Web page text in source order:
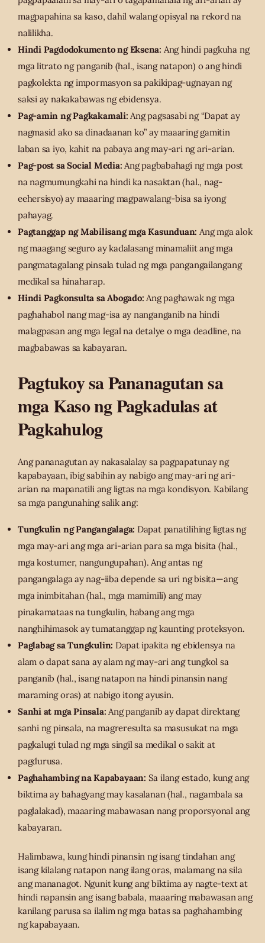
magpapahina sa kaso, dahil walang opisyal na rekord na
nalilikha.
Hindi Pagdodokumento ng Eksena: Ang hindi pagkuha ng
mga litrato ng panganib (hal., isang natapon) o ang hindi
pagkolekta ng impormasyon sa pakikipag-ugnayan ng
saksi ay nakakabawas ng ebidensya.
Pag-amin ng Pagkakamali: Ang pagsasabi ng “Dapat ay
nagmasid ako sa dinadaanan ko” ay maaaring gamitin
laban sa iyo, kahit na pabaya ang may-ari ng ari-arian.
Pag-post sa Social Media: Ang pagbabahagi ng mga post
na nagmumungkahi na hindi ka nasaktan (hal., nag-
eehersisyo) ay maaaring magpawalang-bisa sa iyong
pahayag.
Pagtanggap ng Mabilisang mga Kasunduan: Ang mga alok
ng maagang seguro ay kadalasang minamaliit ang mga
pangmatagalang pinsala tulad ng mga pangangailangang
medikal sa hinaharap.
Hindi Pagkonsulta sa Abogado: Ang paghawak ng mga
paghahabol nang mag-isa ay nanganganib na hindi
malagpasan ang mga legal na detalye o mga deadline, na
magbabawas sa kabayaran.
Pagtukoy sa Pananagutan sa
mga Kaso ng Pagkadulas at
Pagkahulog
Ang pananagutan ay nakasalalay sa pagpapatunay ng
kapabayaan, ibig sabihin ay nabigo ang may-ari ng ari-
arian na mapanatili ang ligtas na mga kondisyon. Kabilang
sa mga pangunahing salik ang:
Tungkulin ng Pangangalaga: Dapat panatilihing ligtas ng
mga may-ari ang mga ari-arian para sa mga bisita (hal.,
mga kostumer, nangungupahan). Ang antas ng
pangangalaga ay nag-iiba depende sa uri ng bisita—ang
mga inimbitahan (hal., mga mamimili) ang may
pinakamataas na tungkulin, habang ang mga
nanghihimasok ay tumatanggap ng kaunting proteksyon.
Paglabag sa Tungkulin: Dapat ipakita ng ebidensya na
alam o dapat sana ay alam ng may-ari ang tungkol sa
panganib (hal., isang natapon na hindi pinansin nang
maraming oras) at nabigo itong ayusin.
Sanhi at mga Pinsala: Ang panganib ay dapat direktang
sanhi ng pinsala, na magreresulta sa masusukat na mga
pagkalugi tulad ng mga singil sa medikal o sakit at
pagdurusa.
Paghahambing na Kapabayaan: Sa ilang estado, kung ang
biktima ay bahagyang may kasalanan (hal., nagambala sa
paglalakad), maaaring mabawasan nang proporsyonal ang
kabayaran.
Halimbawa, kung hindi pinansin ng isang tindahan ang
isang kilalang natapon nang ilang oras, malamang na sila
ang mananagot. Ngunit kung ang biktima ay nagte-text at
hindi napansin ang isang babala, maaaring mabawasan ang
kanilang parusa sa ilalim ng mga batas sa paghahambing
ng kapabayaan.